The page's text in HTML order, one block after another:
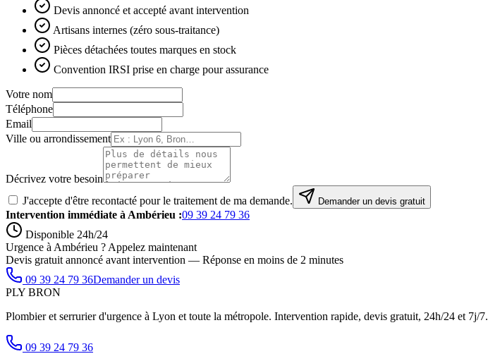
Devis annoncé et accepté avant intervention
Artisans internes (zéro sous-traitance)
Pièces détachées toutes marques en stock
Convention IRSI prise en charge pour assurance
Votre nom
Téléphone
Email
Ville ou arrondissement
Décrivez votre besoin
J'accepte d'être recontacté pour le traitement de ma demande.
Demander un devis gratuit
Intervention immédiate à Ambérieu :09 39 24 79 36
Disponible 24h/24
Urgence à Ambérieu ? Appelez maintenant
Devis gratuit annoncé avant intervention — Réponse en moins de 2 minutes
09 39 24 79 36Demander un devis
PLY BRON
Plombier et serrurier d'urgence à Lyon et toute la métropole. Intervention rapide, devis gratuit, 24h/24 et 7j/7.
09 39 24 79 36